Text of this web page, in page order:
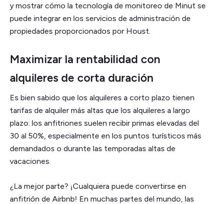
y mostrar cómo la tecnología de monitoreo de Minut se
puede integrar en los servicios de administración de
propiedades proporcionados por Houst.
Maximizar la rentabilidad con
alquileres de corta duración
Es bien sabido que los alquileres a corto plazo tienen
tarifas de alquiler más altas que los alquileres a largo
plazo: los anfitriones suelen recibir primas elevadas del
30 al 50%, especialmente en los puntos turísticos más
demandados o durante las temporadas altas de
vacaciones.
¿La mejor parte? ¡Cualquiera puede convertirse en
anfitrión de Airbnb! En muchas partes del mundo, las